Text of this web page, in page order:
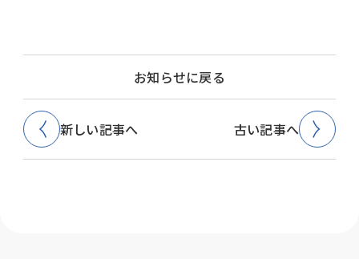
お知らせに戻る
新しい記事へ 古い記事へ